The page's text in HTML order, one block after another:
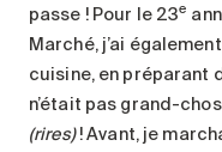
passe ! Pour le 23e
Marché, j’ai
cuisine, en préparant
n’était pas grand-
(rires) ! Avant, je